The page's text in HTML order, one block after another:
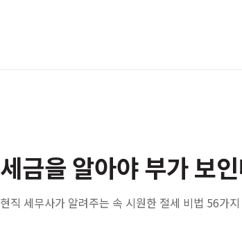
세금을 알아야 부가 보
현직 세무사가 알려주는 속 시원한 절세 비법 56가지